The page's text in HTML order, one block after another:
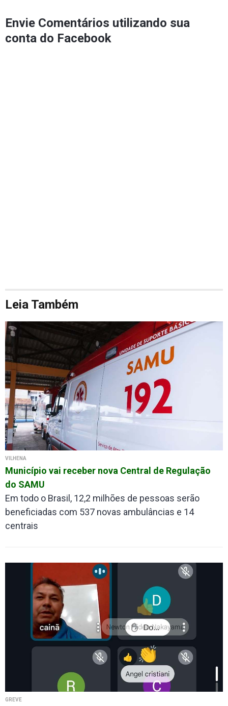
Envie Comentários utilizando sua
conta do Facebook
Leia Também
VILHENA
Município vai receber nova Central de Regulação
do SAMU
Em todo o Brasil, 12,2 milhões de pessoas serão
beneficiadas com 537 novas ambulâncias e 14
centrais
GREVE